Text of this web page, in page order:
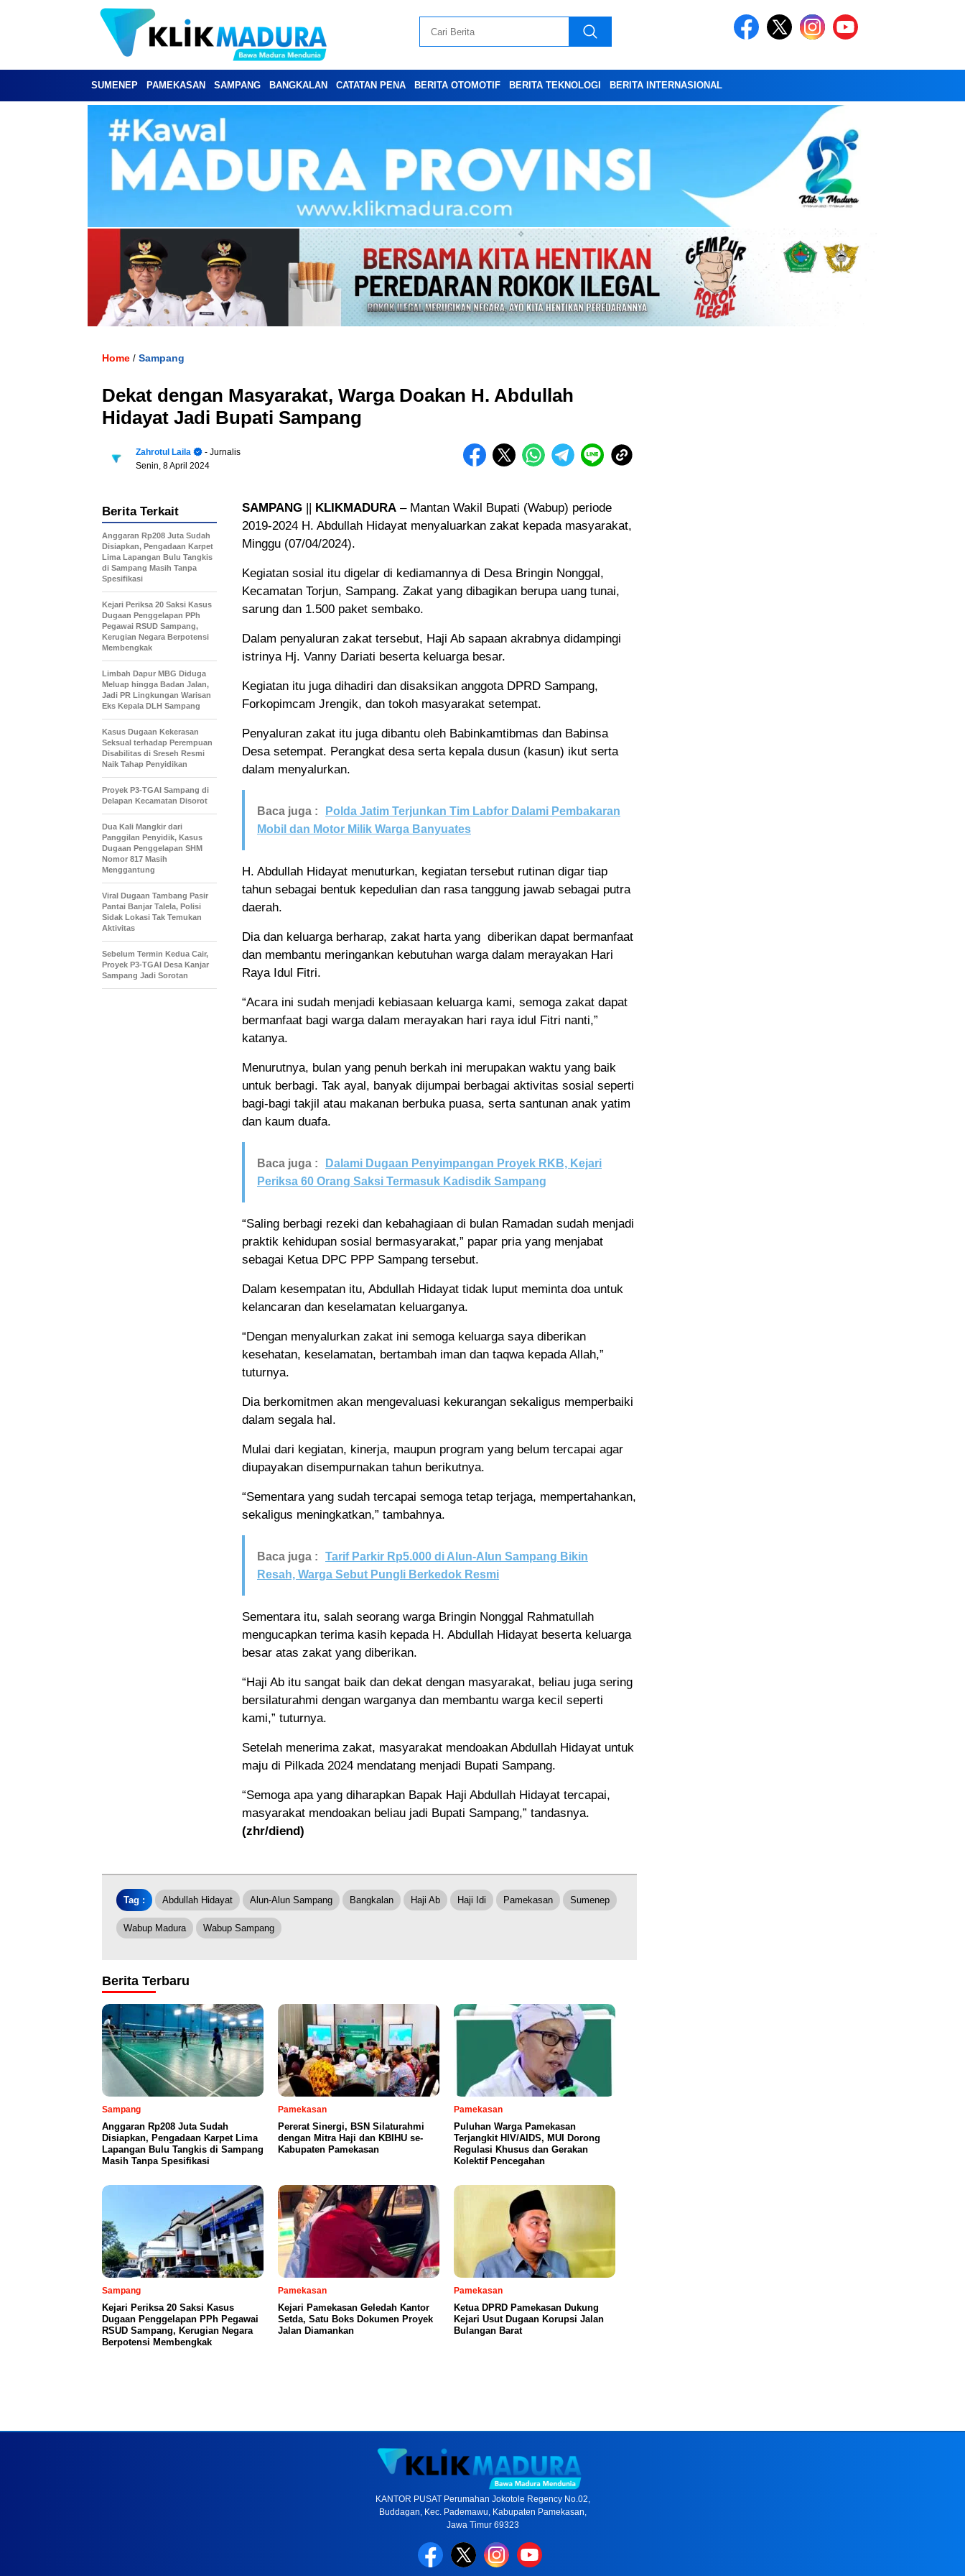
SUMENEP PAMEKASAN SAMPANG BANGKALAN CATATAN PENA BERITA OTOMOTIF BERITA TEKNOLOGI BERITA INTERNASIONAL
Home / Sampang
Dekat dengan Masyarakat, Warga Doakan H. Abdullah
Hidayat Jadi Bupati Sampang
Zahrotul Laila
- Jurnalis
Senin, 8 April 2024
SAMPANG || KLIKMADURA – Mantan Wakil Bupati (Wabup) periode
2019-2024 H. Abdullah Hidayat menyaluarkan zakat kepada masyarakat,
Minggu (07/04/2024).
Kegiatan sosial itu digelar di kediamannya di Desa Bringin Nonggal,
Kecamatan Torjun, Sampang. Zakat yang dibagikan berupa uang tunai,
sarung dan 1.500 paket sembako.
Dalam penyaluran zakat tersebut, Haji Ab sapaan akrabnya didampingi
istrinya Hj. Vanny Dariati beserta keluarga besar.
Kegiatan itu juga dihadiri dan disaksikan anggota DPRD Sampang,
Forkopimcam Jrengik, dan tokoh masyarakat setempat.
Penyaluran zakat itu juga dibantu oleh Babinkamtibmas dan Babinsa
Desa setempat. Perangkat desa serta kepala dusun (kasun) ikut serta
dalam menyalurkan.
Baca juga :
Polda Jatim Terjunkan Tim Labfor Dalami Pembakaran
Mobil dan Motor Milik Warga Banyuates
H. Abdullah Hidayat menuturkan, kegiatan tersebut rutinan digar tiap
tahun sebagai bentuk kepedulian dan rasa tanggung jawab sebagai putra
daerah.
Dia dan keluarga berharap, zakat harta yang diberikan dapat bermanfaat
dan membantu meringankan kebutuhan warga dalam merayakan Hari
Raya Idul Fitri.
“Acara ini sudah menjadi kebiasaan keluarga kami, semoga zakat dapat
bermanfaat bagi warga dalam merayakan hari raya idul Fitri nanti,”
katanya.
Menurutnya, bulan yang penuh berkah ini merupakan waktu yang baik
untuk berbagi. Tak ayal, banyak dijumpai berbagai aktivitas sosial seperti
bagi-bagi takjil atau makanan berbuka puasa, serta santunan anak yatim
dan kaum duafa.
Baca juga :
Dalami Dugaan Penyimpangan Proyek RKB, Kejari
Periksa 60 Orang Saksi Termasuk Kadisdik Sampang
“Saling berbagi rezeki dan kebahagiaan di bulan Ramadan sudah menjadi
praktik kehidupan sosial bermasyarakat,” papar pria yang menjabat
sebagai Ketua DPC PPP Sampang tersebut.
Dalam kesempatan itu, Abdullah Hidayat tidak luput meminta doa untuk
kelancaran dan keselamatan keluarganya.
“Dengan menyalurkan zakat ini semoga keluarga saya diberikan
kesehatan, keselamatan, bertambah iman dan taqwa kepada Allah,”
tuturnya.
Dia berkomitmen akan mengevaluasi kekurangan sekaligus memperbaiki
dalam segala hal.
Mulai dari kegiatan, kinerja, maupun program yang belum tercapai agar
diupayakan disempurnakan tahun berikutnya.
“Sementara yang sudah tercapai semoga tetap terjaga, mempertahankan,
sekaligus meningkatkan,” tambahnya.
Baca juga :
Tarif Parkir Rp5.000 di Alun-Alun Sampang Bikin
Resah, Warga Sebut Pungli Berkedok Resmi
Sementara itu, salah seorang warga Bringin Nonggal Rahmatullah
mengucapkan terima kasih kepada H. Abdullah Hidayat beserta keluarga
besar atas zakat yang diberikan.
“Haji Ab itu sangat baik dan dekat dengan masyarakat, beliau juga sering
bersilaturahmi dengan warganya dan membantu warga kecil seperti
kami,” tuturnya.
Setelah menerima zakat, masyarakat mendoakan Abdullah Hidayat untuk
maju di Pilkada 2024 mendatang menjadi Bupati Sampang.
“Semoga apa yang diharapkan Bapak Haji Abdullah Hidayat tercapai,
masyarakat mendoakan beliau jadi Bupati Sampang,” tandasnya.
(zhr/diend)
Berita Terkait
Anggaran Rp208 Juta Sudah
Disiapkan, Pengadaan Karpet
Lima Lapangan Bulu Tangkis
di Sampang Masih Tanpa
Spesifikasi
Kejari Periksa 20 Saksi Kasus
Dugaan Penggelapan PPh
Pegawai RSUD Sampang,
Kerugian Negara Berpotensi
Membengkak
Limbah Dapur MBG Diduga
Meluap hingga Badan Jalan,
Jadi PR Lingkungan Warisan
Eks Kepala DLH Sampang
Kasus Dugaan Kekerasan
Seksual terhadap Perempuan
Disabilitas di Sreseh Resmi
Naik Tahap Penyidikan
Proyek P3-TGAI Sampang di
Delapan Kecamatan Disorot
Dua Kali Mangkir dari
Panggilan Penyidik, Kasus
Dugaan Penggelapan SHM
Nomor 817 Masih
Menggantung
Viral Dugaan Tambang Pasir
Pantai Banjar Talela, Polisi
Sidak Lokasi Tak Temukan
Aktivitas
Sebelum Termin Kedua Cair,
Proyek P3-TGAI Desa Kanjar
Sampang Jadi Sorotan
Tag : Abdullah Hidayat Alun-Alun Sampang Bangkalan Haji Ab Haji Idi Pamekasan Sumenep
Wabup Madura Wabup Sampang
Berita Terbaru
Sampang
Anggaran Rp208 Juta Sudah
Disiapkan, Pengadaan Karpet Lima
Lapangan Bulu Tangkis di Sampang
Masih Tanpa Spesifikasi
Pamekasan
Pererat Sinergi, BSN Silaturahmi
dengan Mitra Haji dan KBIHU se-
Kabupaten Pamekasan
Pamekasan
Puluhan Warga Pamekasan
Terjangkit HIV/AIDS, MUI Dorong
Regulasi Khusus dan Gerakan
Kolektif Pencegahan
Sampang
Kejari Periksa 20 Saksi Kasus
Dugaan Penggelapan PPh Pegawai
RSUD Sampang, Kerugian Negara
Berpotensi Membengkak
Pamekasan
Kejari Pamekasan Geledah Kantor
Setda, Satu Boks Dokumen Proyek
Jalan Diamankan
Pamekasan
Ketua DPRD Pamekasan Dukung
Kejari Usut Dugaan Korupsi Jalan
Bulangan Barat
KANTOR PUSAT Perumahan Jokotole Regency No.02,
Buddagan, Kec. Pademawu, Kabupaten Pamekasan,
Jawa Timur 69323